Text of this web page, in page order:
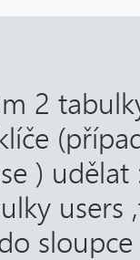
2
)
users